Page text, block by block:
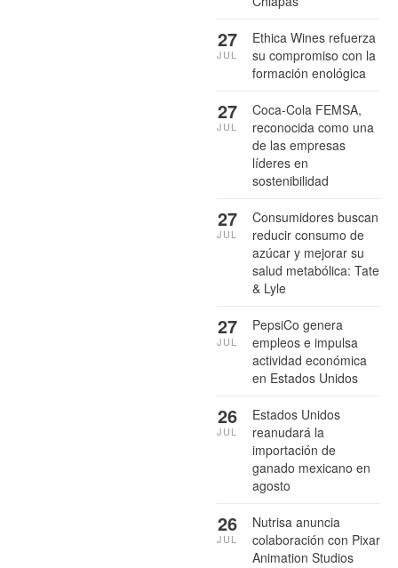
Ethica Wines refuerza
su compromiso con la
formación enológica
27
JUL
Coca-Cola FEMSA,
reconocida como una
de las empresas
líderes en
sostenibilidad
27
JUL
Consumidores buscan
reducir consumo de
azúcar y mejorar su
salud metabólica: Tate
& Lyle
27
JUL
PepsiCo genera
empleos e impulsa
actividad económica
en Estados Unidos
27
JUL
Estados Unidos
reanudará la
importación de
ganado mexicano en
agosto
26
JUL
Nutrisa anuncia
colaboración con Pixar
Animation Studios
26
JUL